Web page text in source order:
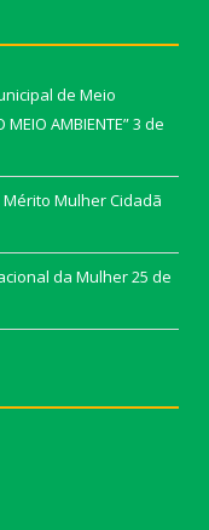
de Meio
AMBIENTE”3 de
Mulher Cidadã
da Mulher25 de